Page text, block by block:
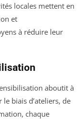
locales mettent en
et
à réduire leur
aboutit à
biais d’ateliers, de
chaque